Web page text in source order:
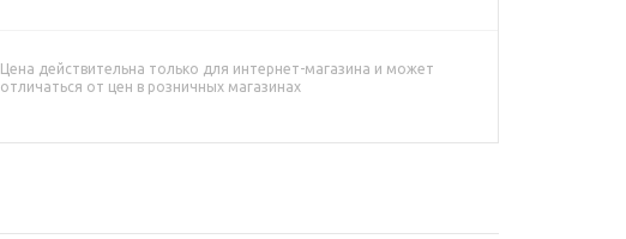
Цена действительна только для интернет-магазина и может
отличаться от цен в розничных магазинах